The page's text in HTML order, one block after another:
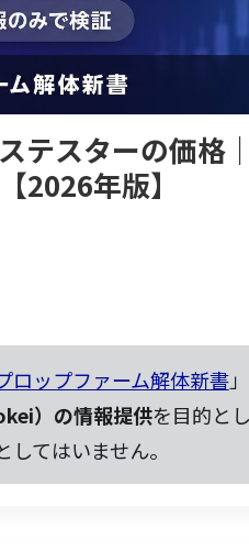
テスターの価格
2026年版】
ロップファーム解体新書
）の情報提供を目的と
てはいません。